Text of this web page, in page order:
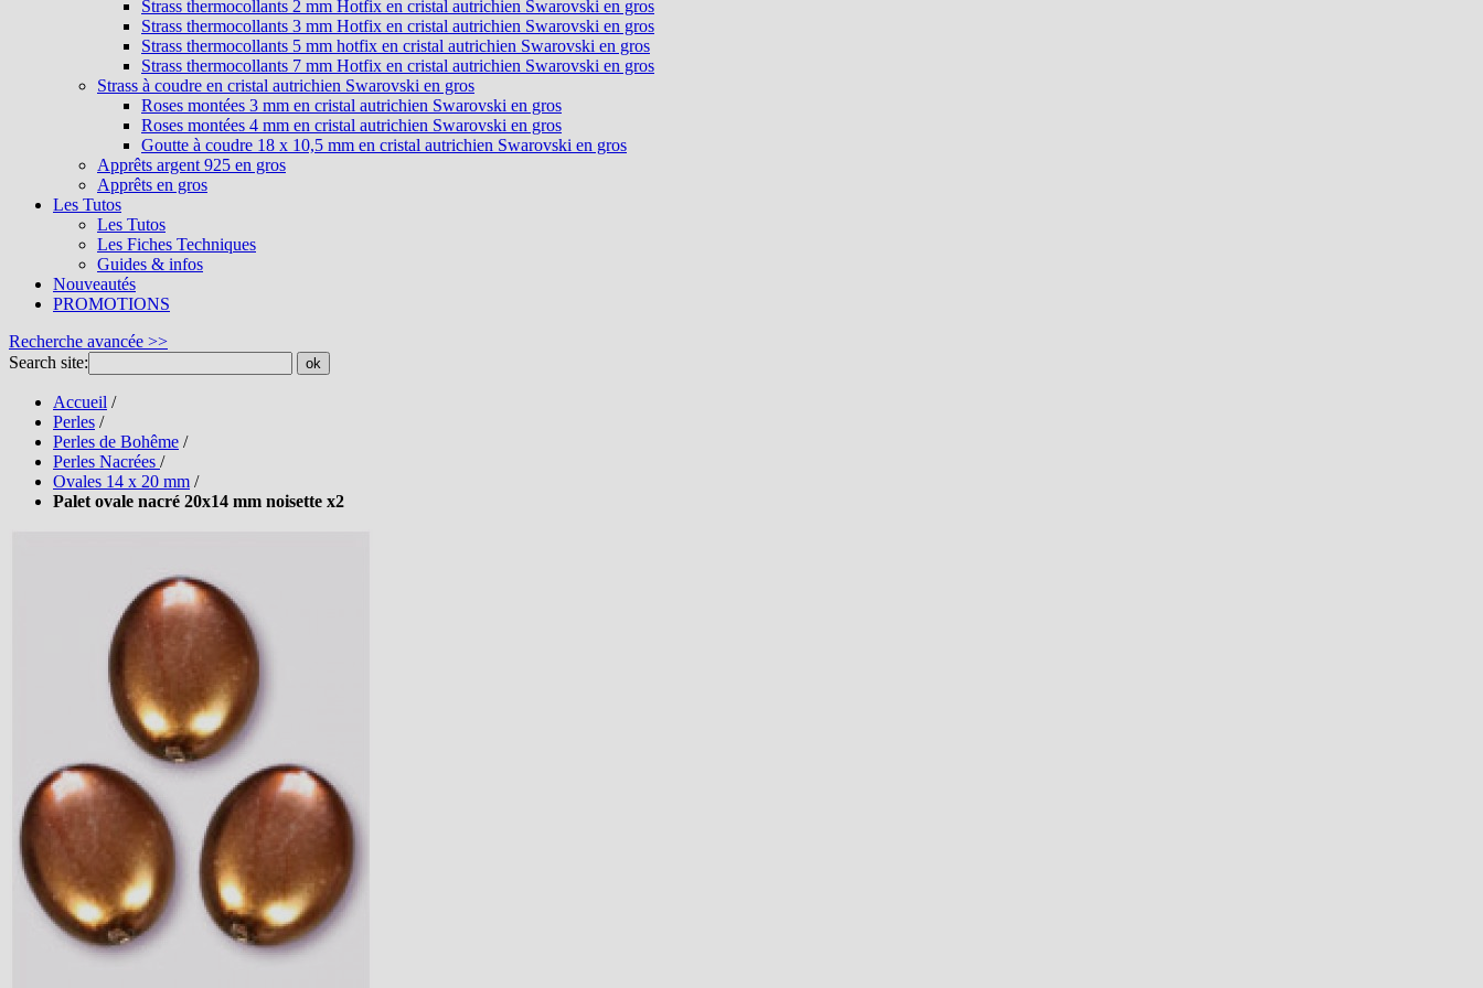
Strass thermocollants 2 mm Hotfix en cristal autrichien Swarovski en gros
Strass thermocollants 3 mm Hotfix en cristal autrichien Swarovski en gros
Strass thermocollants 5 mm hotfix en cristal autrichien Swarovski en gros
Strass thermocollants 7 mm Hotfix en cristal autrichien Swarovski en gros
Strass à coudre en cristal autrichien Swarovski en gros
Roses montées 3 mm en cristal autrichien Swarovski en gros
Roses montées 4 mm en cristal autrichien Swarovski en gros
Goutte à coudre 18 x 10,5 mm en cristal autrichien Swarovski en gros
Apprêts argent 925 en gros
Apprêts en gros
Les Tutos
Les Tutos
Les Fiches Techniques
Guides & infos
Nouveautés
PROMOTIONS
Recherche avancée >>
Search site:
ok
Accueil /
Perles /
Perles de Bohême /
Perles Nacrées /
Ovales 14 x 20 mm /
Palet ovale nacré 20x14 mm noisette x2